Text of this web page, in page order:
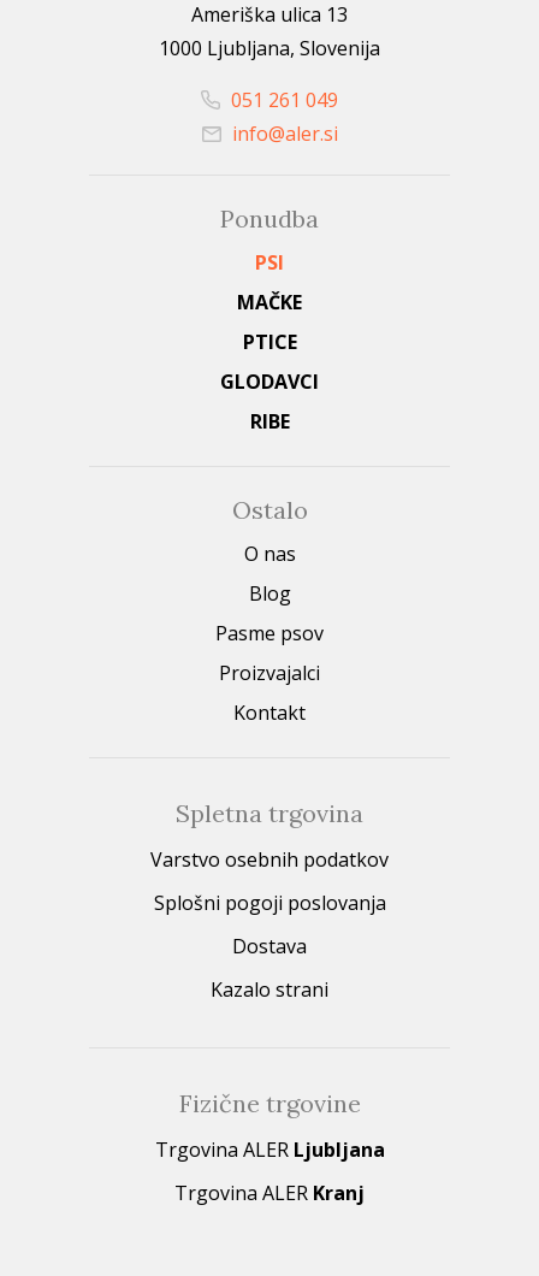
Ameriška ulica 13
1000 Ljubljana, Slovenija
051 261 049
info@aler.si
Ponudba
PSI
MAČKE
PTICE
GLODAVCI
RIBE
Ostalo
O nas
Blog
Pasme psov
Proizvajalci
Kontakt
Spletna trgovina
Varstvo osebnih podatkov
Splošni pogoji poslovanja
Dostava
Kazalo strani
Fizične trgovine
Trgovina ALER Ljubljana
Trgovina ALER Kranj